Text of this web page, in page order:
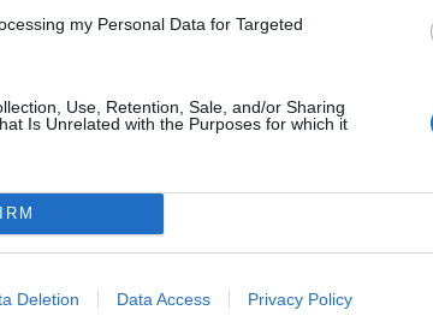
my Personal Data for Targeted
Use, Retention, Sale, and/or Sharing
Is Unrelated with the Purposes for which it
Deletion Data Access Privacy Policy
- Λάντζας
ΚΑΛΥΒΩΝ | ΧΑΛΚΙΔΙΚΗ
Κουζίνας - Παρασκευαστηρίου